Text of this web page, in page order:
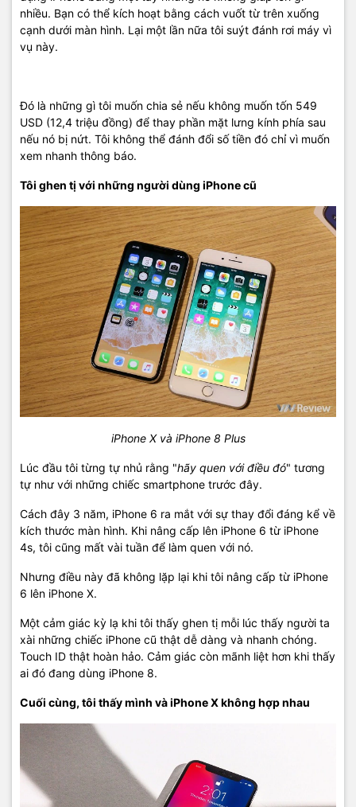
nhiều. Bạn có thể kích hoạt bằng cách vuốt từ trên xuống
cạnh dưới màn hình. Lại một lần nữa tôi suýt đánh rơi máy vì
vụ này.
Đó là những gì tôi muốn chia sẻ nếu không muốn tốn 549
USD (12,4 triệu đồng) để thay phần mặt lưng kính phía sau
nếu nó bị nứt. Tôi không thể đánh đổi số tiền đó chỉ vì muốn
xem nhanh thông báo.
Tôi ghen tị với những người dùng iPhone cũ
iPhone X và iPhone 8 Plus
Lúc đầu tôi từng tự nhủ rằng "hãy quen với điều đó" tương
tự như với những chiếc smartphone trước đây.
Cách đây 3 năm, iPhone 6 ra mắt với sự thay đổi đáng kể về
kích thước màn hình. Khi nâng cấp lên iPhone 6 từ iPhone
4s, tôi cũng mất vài tuần để làm quen với nó.
Nhưng điều này đã không lặp lại khi tôi nâng cấp từ iPhone
6 lên iPhone X.
Một cảm giác kỳ lạ khi tôi thấy ghen tị mỗi lúc thấy người ta
xài những chiếc iPhone cũ thật dễ dàng và nhanh chóng.
Touch ID thật hoàn hảo. Cảm giác còn mãnh liệt hơn khi thấy
ai đó đang dùng iPhone 8.
Cuối cùng, tôi thấy mình và iPhone X không hợp nhau